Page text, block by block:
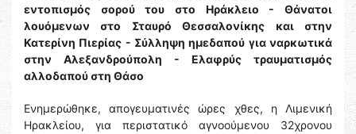
εντοπισμός σορού του στο Ηράκλειο - Θάνατοι
λουόμενων στο Σταυρό Θεσσαλονίκης και στην
Κατερίνη Πιερίας - Σύλληψη ημεδαπού για ναρκωτικά
στην Αλεξανδρούπολη - Ελαφρύς τραυματισμός
αλλοδαπού στη Θάσο
Ενημερώθηκε, απογευματινές ώρες χθες, η Λιμενική
Ηρακλείου, για περιστατικό αγνοούμενου 32χρονου